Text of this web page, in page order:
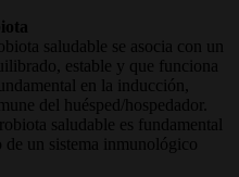
saludable se asocia con un
estable y que funciona
en la inducción,
del huésped/hospedador.
saludable es fundamental
un sistema inmunológico